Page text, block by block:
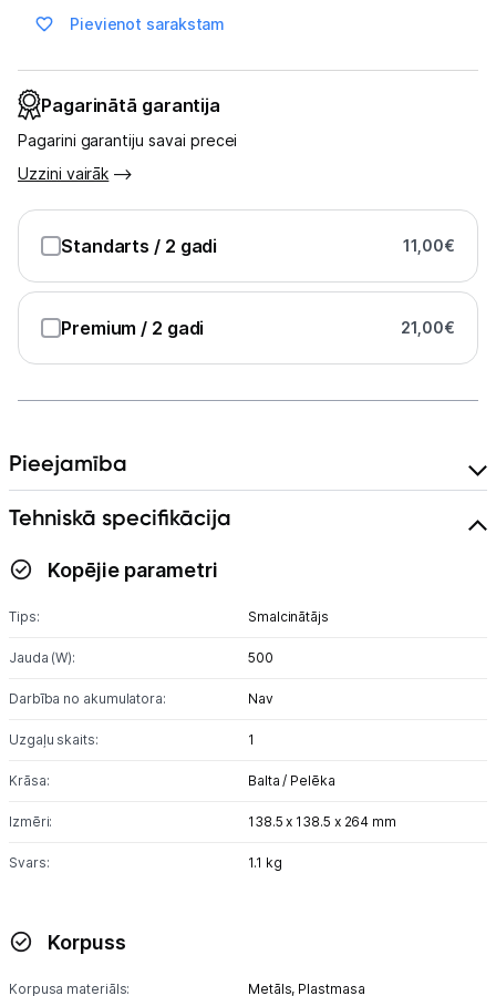
Vakuuma iepakotāji
Virtuves svari
Mazās cepeškrāsnis
Mazās plītis
Mazās virtuves tehnikas aksesuāri
Apģērbu kopšana
Ražotāju atjaunota tehnika
Vēlmju saraksts
Piegāde un apmaksa
Uzņēmumiem
Pievienot sarakstam
Pagarinātā garantija
Pagarini garantiju savai precei
Uzzini vairāk
Standarts / 2 gadi 11,00€
Premium / 2 gadi 21,00€
Pieejamība
Tehniskā specifikācija
Kopējie parametri
Tips: Smalcinātājs
Jauda (W): 500
Darbība no akumulatora: Nav
Uzgaļu skaits: 1
Krāsa: Balta / Pelēka
Izmēri: 138.5 x 138.5 x 264 mm
Svars: 1.1 kg
Korpuss
Korpusa materiāls: Metāls, Plastmasa